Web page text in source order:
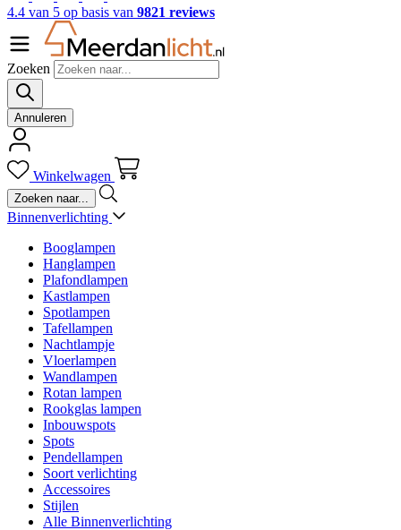
4.4 van 5 op basis van 9821 reviews
Zoeken
Annuleren
Winkelwagen
Binnenverlichting
Booglampen
Hanglampen
Plafondlampen
Kastlampen
Spotlampen
Tafellampen
Nachtlampje
Vloerlampen
Wandlampen
Rotan lampen
Rookglas lampen
Inbouwspots
Spots
Pendellampen
Soort verlichting
Accessoires
Stijlen
Alle Binnenverlichting